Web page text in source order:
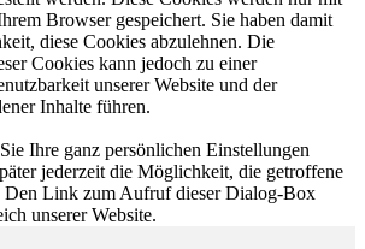
Browser gespeichert. Sie haben damit
diese Cookies abzulehnen. Die
Cookies kann jedoch zu einer
unserer Website und der
Inhalte führen.
Ihre ganz persönlichen Einstellungen
jederzeit die Möglichkeit, die getroffene
Den Link zum Aufruf dieser Dialog-Box
unserer Website.